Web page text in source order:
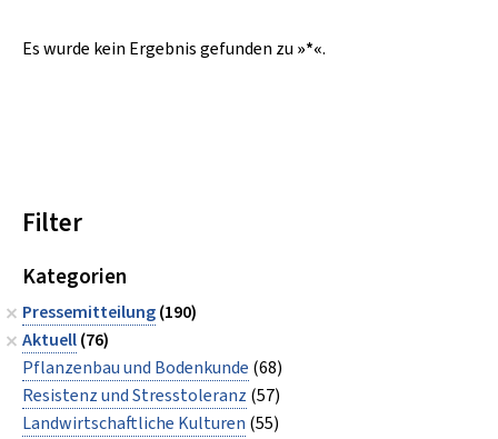
Es wurde kein Ergebnis gefunden zu »*«.
Filter
Kategorien
Pressemitteilung(190)
Aktuell(76)
Pflanzenbau und Bodenkunde (68)
Resistenz und Stresstoleranz (57)
Landwirtschaftliche Kulturen (55)